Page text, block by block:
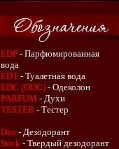
EDP - Парфюмированная
вода
EDT - Туалетная вода
EDC (ODC) - Одеколон
PARFUM - Духи
TESTER - Тестер
Deo - Дезодорант
Stick - Твердый дезодорант